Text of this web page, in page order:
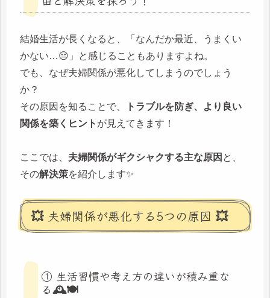
結婚生活が長くなると、「なんだか最近、うまくい
かない…😔」と感じることもありますよね。
でも、なぜ夫婦関係が悪化してしまうのでしょう
か？
その原因を知ることで、
トラブルを防ぎ、より良い
関係を築くヒント が見えてきます！
ここでは、 夫婦関係がギクシャクする主な原因 と、
その解決策を紹介します✨
💥 夫婦関係が悪化する5つの原因 💥
① 生活習慣や考え方の違いが積み重な
る🕰️🍽️